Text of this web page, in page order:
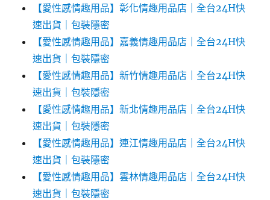
【愛性感情趣用品】彰化情趣用品店｜全台24H快
速出貨｜包裝隱密
【愛性感情趣用品】嘉義情趣用品店｜全台24H快
速出貨｜包裝隱密
【愛性感情趣用品】新竹情趣用品店｜全台24H快
速出貨｜包裝隱密
【愛性感情趣用品】新北情趣用品店｜全台24H快
速出貨｜包裝隱密
【愛性感情趣用品】連江情趣用品店｜全台24H快
速出貨｜包裝隱密
【愛性感情趣用品】雲林情趣用品店｜全台24H快
速出貨｜包裝隱密